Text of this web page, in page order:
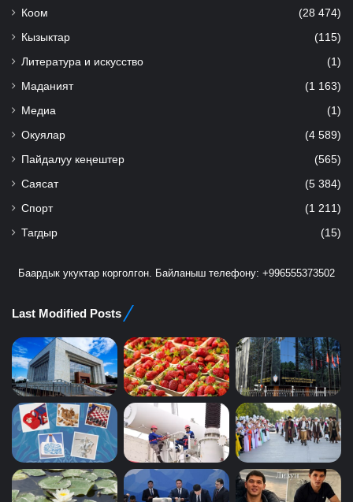
Коом (28 474)
Кызыктар (115)
Литература и искусство (1)
Маданият (1 163)
Медиа (1)
Окуялар (4 589)
Пайдалуу кеңештер (565)
Саясат (5 384)
Спорт (1 211)
Тагдыр (15)
Баардык укуктар корголгон. Байланыш телефону: +996555373502
Last Modified Posts